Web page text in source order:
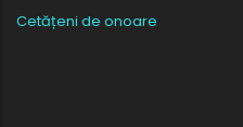
Cetățeni de onoare